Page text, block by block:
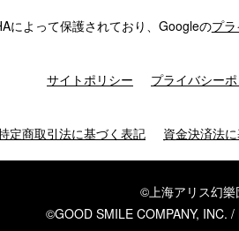
によって保護されており、Googleのプ
サイトポリシー プライバシー
定商取引法に基づく表記 資金決済法
©上海アリス幻樂
©GOOD SMILE COMPANY, INC.